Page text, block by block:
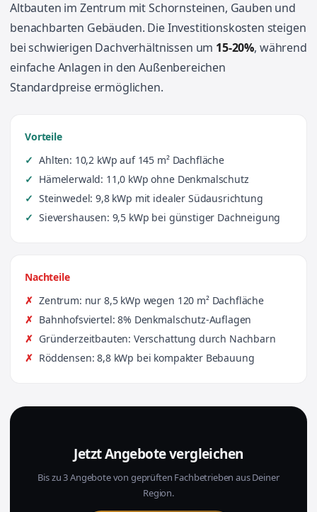
Altbauten im Zentrum mit Schornsteinen, Gauben und
benachbarten Gebäuden. Die Investitionskosten steigen
bei schwierigen Dachverhältnissen um 15-20%, während
einfache Anlagen in den Außenbereichen
Standardpreise ermöglichen.
Vorteile
Ahlten: 10,2 kWp auf 145 m² Dachfläche
Hämelerwald: 11,0 kWp ohne Denkmalschutz
Steinwedel: 9,8 kWp mit idealer Südausrichtung
Sievershausen: 9,5 kWp bei günstiger Dachneigung
Nachteile
Zentrum: nur 8,5 kWp wegen 120 m² Dachfläche
Bahnhofsviertel: 8% Denkmalschutz-Auflagen
Gründerzeitbauten: Verschattung durch Nachbarn
Röddensen: 8,8 kWp bei kompakter Bebauung
Jetzt Angebote vergleichen
Bis zu 3 Angebote von geprüften Fachbetrieben aus Deiner
Region.